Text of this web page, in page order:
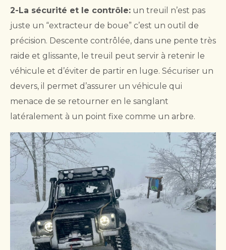
2-La sécurité et le contrôle: un treuil n’est pas
juste un “extracteur de boue” c’est un outil de
précision. Descente contrôlée, dans une pente très
raide et glissante, le treuil peut servir à retenir le
véhicule et d’éviter de partir en luge. Sécuriser un
devers, il permet d’assurer un véhicule qui
menace de se retourner en le sanglant
latéralement à un point fixe comme un arbre.